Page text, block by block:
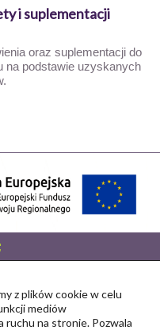
i suplementacji
oraz suplementacji do
na podstawie uzyskanych
z plików cookie w celu
mediów
ruchu na stronie. Pozwala